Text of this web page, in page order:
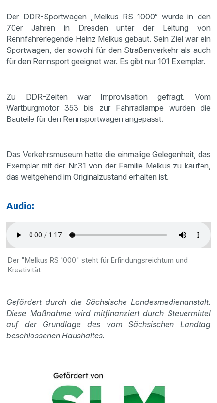
Der DDR-Sportwagen „Melkus RS 1000“ wurde in den
70er Jahren in Dresden unter der Leitung von
Rennfahrerlegende Heinz Melkus gebaut. Sein Ziel war ein
Sportwagen, der sowohl für den Straßenverkehr als auch
für den Rennsport geeignet war. Es gibt nur 101 Exemplar.
Zu DDR-Zeiten war Improvisation gefragt. Vom
Wartburgmotor 353 bis zur Fahrradlampe wurden die
Bauteile für den Rennsportwagen angepasst.
Das Verkehrsmuseum hatte die einmalige Gelegenheit, das
Exemplar mit der Nr.31 von der Familie Melkus zu kaufen,
das weitgehend im Originalzustand erhalten ist.
Audio:
Der "Melkus RS 1000" steht für Erfindungsreichtum und
Kreativität
Gefördert durch die Sächsische Landesmedienanstalt.
Diese Maßnahme wird mitfinanziert durch Steuermittel
auf der Grundlage des vom Sächsischen Landtag
beschlossenen Haushaltes.